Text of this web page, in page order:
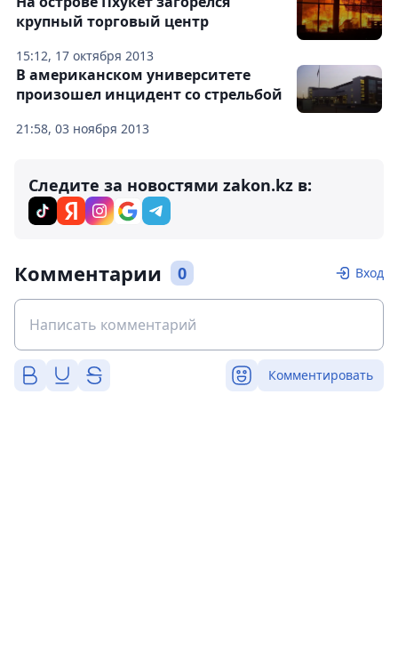
15:12, 17 октября 2013
крупный торговый центр
21:58, 03 ноября 2013
В американском университете
произошел инцидент со стрельбой
Следите за новостями zakon.kz в:
Комментарии 0 Вход
Комментировать